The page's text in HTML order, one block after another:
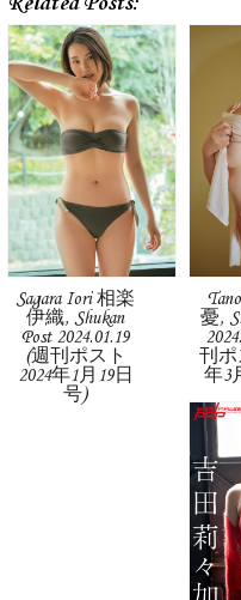
Sagara Iori 相楽
伊織, Shukan
Post 2024.01.19
(週刊ポスト
2024年1月19日
号)
憂,
刊ポ
年3